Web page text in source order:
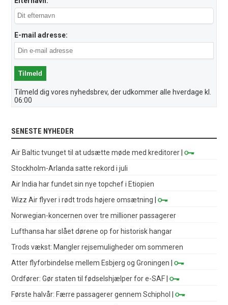
E-mail adresse:
Tilmeld dig vores nyhedsbrev, der udkommer alle hverdage kl.
06:00
SENESTE NYHEDER
Air Baltic tvunget til at udsætte møde med kreditorer |
Stockholm-Arlanda satte rekord i juli
Air India har fundet sin nye topchef i Etiopien
Wizz Air flyver i rødt trods højere omsætning |
Norwegian-koncernen over tre millioner passagerer
Lufthansa har slået dørene op for historisk hangar
Trods vækst: Mangler rejsemuligheder om sommeren
Atter flyforbindelse mellem Esbjerg og Groningen |
Ordfører: Gør staten til fødselshjælper for e-SAF |
Første halvår: Færre passagerer gennem Schiphol
|